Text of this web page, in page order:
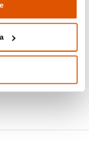
Dispenser